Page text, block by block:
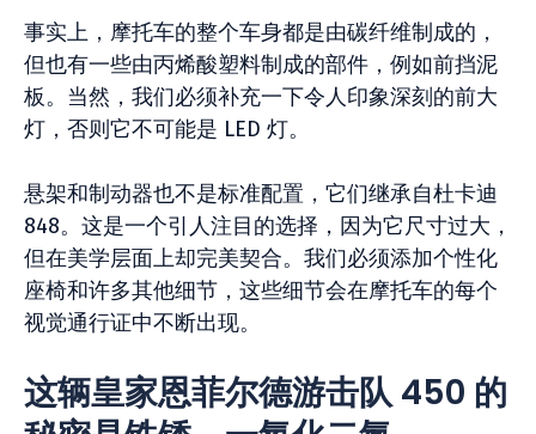
事实上，摩托车的整个车身都是由碳纤维制成的，
但也有一些由丙烯酸塑料制成的部件，例如前挡泥
板。当然，我们必须补充一下令人印象深刻的前大
灯，否则它不可能是 LED 灯。
悬架和制动器也不是标准配置，它们继承自杜卡迪
848。这是一个引人注目的选择，因为它尺寸过大，
但在美学层面上却完美契合。我们必须添加个性化
座椅和许多其他细节，这些细节会在摩托车的每个
视觉通行证中不断出现。
这辆皇家恩菲尔德游击队 450 的